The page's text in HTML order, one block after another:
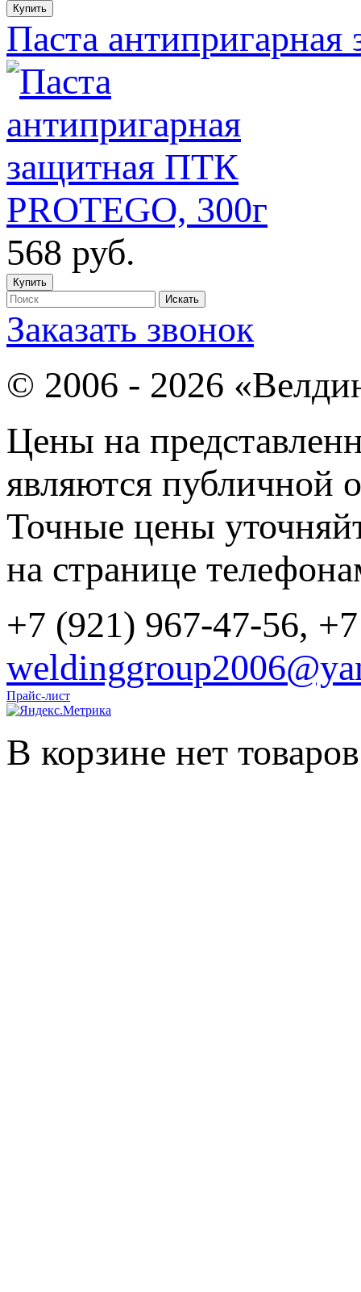
Паста
568 руб.
Заказать звонок
© 2006 - 2026
Цены на
являются публичной
Точные цены
на странице
+7 (921) 967-47-56,
Прайс-лист
В корзине нет товаров